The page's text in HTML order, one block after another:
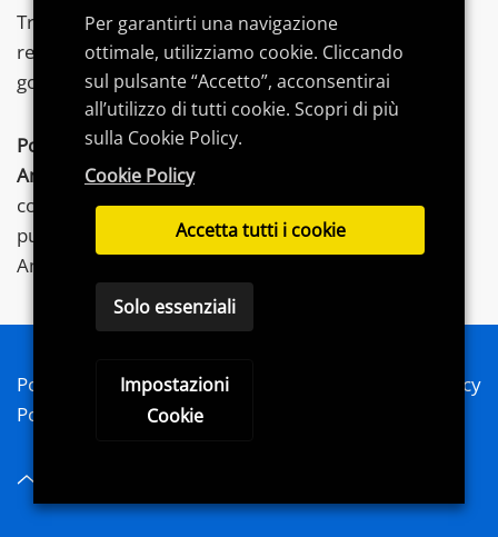
Troverai articoli su tecnologia,videogames
recensioni, consigli di acquisto eguidededicate per
goderti al meglio le tuepassioni.
Postword.itpartecipa al Programma Affiliazione
AmazonEU, un programma di affiliazione che
consente ai siti di percepire una commissione
pubblicitaria pubblicizzando e fornendo link al sito
Amazon.it.
Postword 2020 - Blog, passioni e condivisione - Privacy
Policy - Cookie Policy - Sitemap
Per garantirti una navigazione
ottimale, utilizziamo cookie. Cliccando
sul pulsante “Accetto”, acconsentirai
all’utilizzo di tutti cookie. Scopri di più
sulla Cookie Policy.
Cookie Policy
Accetta tutti i cookie
Solo essenziali
Impostazioni
Cookie